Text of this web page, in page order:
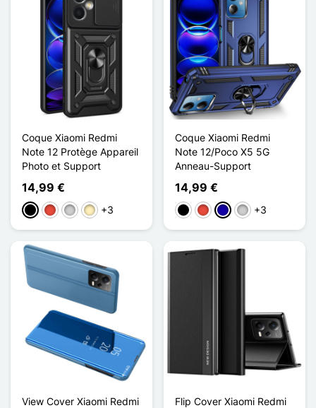
Coque Xiaomi Redmi
Note 12 Protège Appareil
Photo et Support
14,99 €
NegroRojoPlataOro +3
Coque Xiaomi Redmi
Note 12/Poco X5 5G
Anneau-Support
14,99 €
NegroRojoAzul oscuro
Plata+3
View Cover Xiaomi Redmi
Flip Cover Xiaomi Redmi